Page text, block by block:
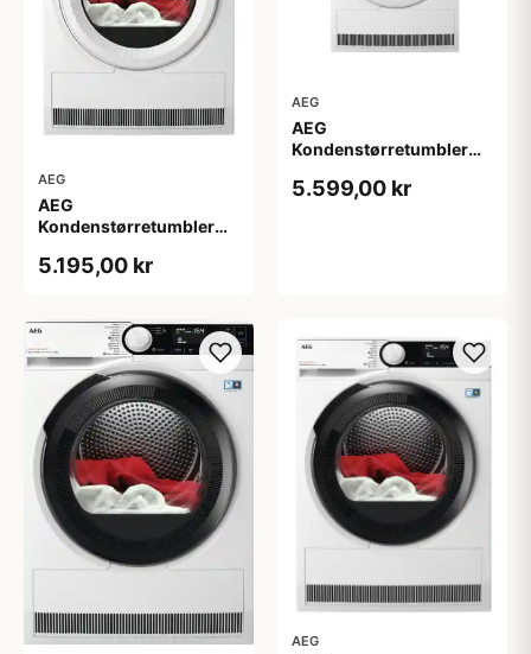
AEG
AEG
Kondenstørretumbler
5.195,00 kr
AEG
AEG
Kondenstørretumbler
garanti
5.599,00 kr
AEG